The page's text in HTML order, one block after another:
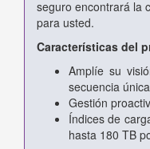
seguro encontrará la
para usted.
Características del
Amplíe su
secuencia única
Gestión
Índices de
hasta 180 TB